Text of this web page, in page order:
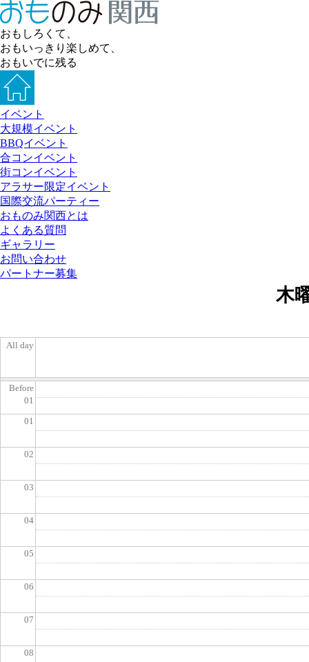
おもしろくて、
おもいっきり楽しめて、
おもいでに残る
イベント
大規模イベント
BBQイベント
合コンイベント
街コンイベント
アラサー限定イベント
国際交流パーティー
おものみ関西とは
よくある質問
ギャラリー
お問い合わせ
パートナー募集
木
All day
Before
01
01
02
03
04
05
06
07
08